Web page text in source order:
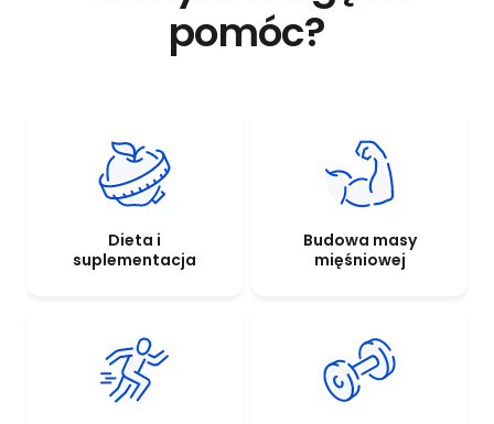
pomóc?
Dieta i
suplementacja
Budowa masy
mięśniowej